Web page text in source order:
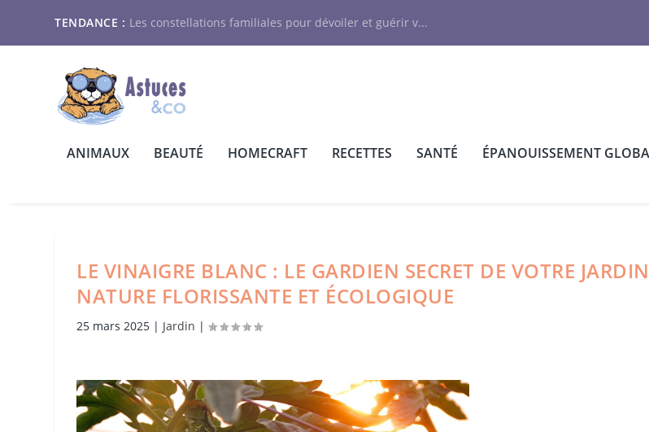
TENDANCE : Les constellations familiales pour dévoiler et guérir v...
ANIMAUX BEAUTÉ HOMECRAFT RECETTES SANTÉ ÉPANOUISSEMENT
LE VINAIGRE BLANC : LE GARDIEN SECRET DE VOTRE
NATURE FLORISSANTE ET ÉCOLOGIQUE
25 mars 2025 | Jardin |